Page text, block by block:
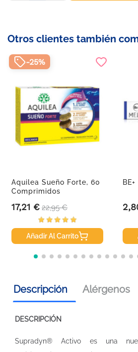
Otros clientes también
Aquilea Sueño Forte, 60
Comprimidos
Precio
17,21 € Precio base
22,95 €
Añadir Al Carrito
-25%
Descripción Alérgenos
DESCRIPCIÓN
Supradyn® Activo es una